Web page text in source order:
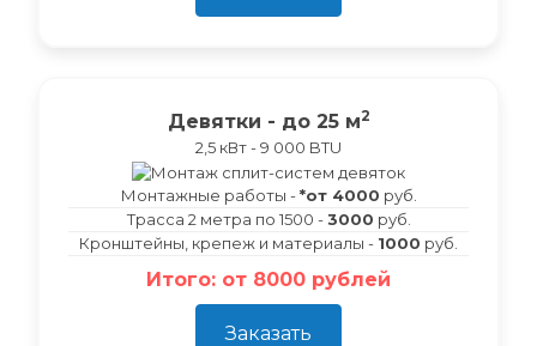
Девятки - до 25 м2
2,5 кВт - 9 000 BTU
Монтажные работы -*от 4000 руб.
Трасса 2 метра по 1500 -3000 руб.
Кронштейны, крепеж и материалы - 1000 руб.
Итого: от 8000 рублей
Заказать